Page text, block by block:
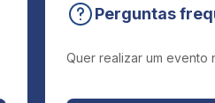
Perguntas
Quer realizar um evento